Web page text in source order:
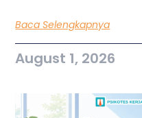
Baca Selengkapnya
August 1, 2026